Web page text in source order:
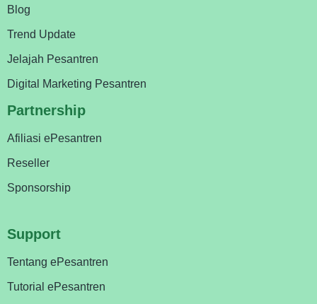
Blog
Trend Update
Jelajah Pesantren
Digital Marketing Pesantren
Partnership
Afiliasi ePesantren
Reseller
Sponsorship
Support
Tentang ePesantren
Tutorial ePesantren